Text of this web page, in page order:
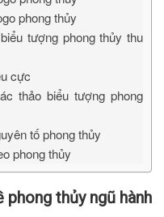
phong thủy
tượng phong thủy thu
cực
thảo biểu tượng phong
tố phong thủy
phong thủy
thủy ngũ hành